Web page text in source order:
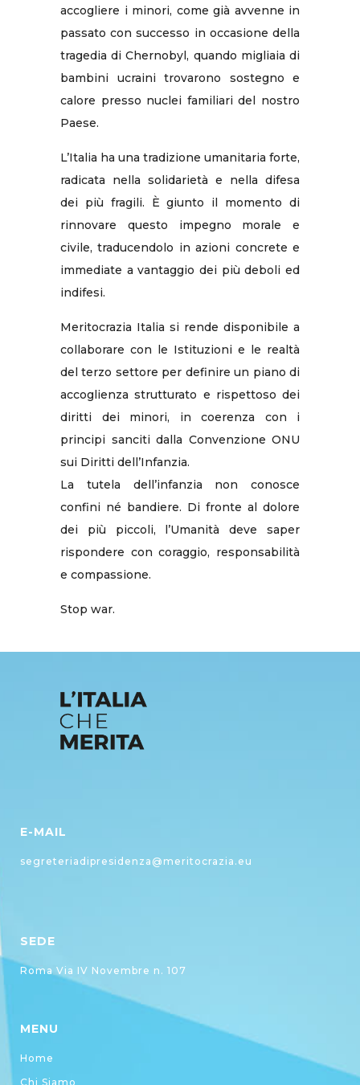
accogliere i minori, come già avvenne in
passato con successo in occasione della
tragedia di Chernobyl, quando migliaia di
bambini ucraini trovarono sostegno e
calore presso nuclei familiari del nostro
Paese.
L’Italia ha una tradizione umanitaria forte,
radicata nella solidarietà e nella difesa
dei più fragili. È giunto il momento di
rinnovare questo impegno morale e
civile, traducendolo in azioni concrete e
immediate a vantaggio dei più deboli ed
indifesi.
Meritocrazia Italia si rende disponibile a
collaborare con le Istituzioni e le realtà
del terzo settore per definire un piano di
accoglienza strutturato e rispettoso dei
diritti dei minori, in coerenza con i
principi sanciti dalla Convenzione ONU
sui Diritti dell’Infanzia.
La tutela dell’infanzia non conosce
confini né bandiere. Di fronte al dolore
dei più piccoli, l’Umanità deve saper
rispondere con coraggio, responsabilità
e compassione.
Stop war.
E-MAIL
segreteriadipresidenza@meritocrazia.eu
SEDE
Roma Via IV Novembre n. 107
MENU
Home
Chi Siamo